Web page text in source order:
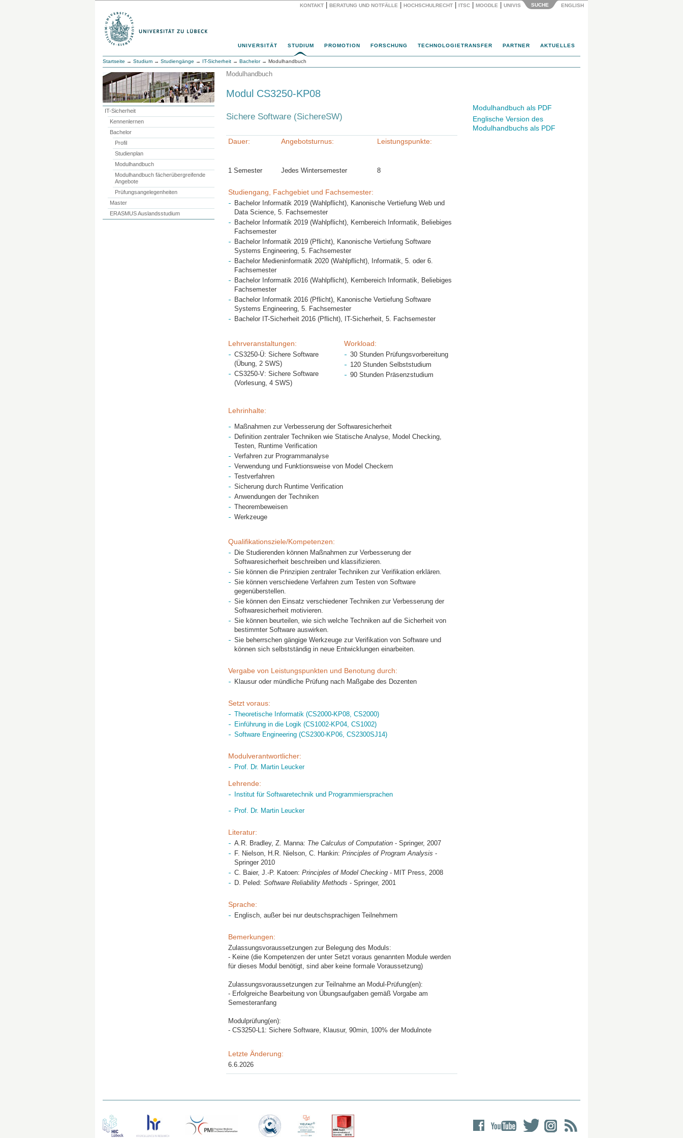
KONTAKT BERATUNG UND NOTFÄLLE HOCHSCHULRECHT ITSC MOODLE UNIVIS SUCHE ENGLISH
UNIVERSITÄT STUDIUM PROMOTION FORSCHUNG TECHNOLOGIETRANSFER PARTNER AKTUELLES
Startseite → Studium → Studiengänge → IT-Sicherheit → Bachelor→ Modulhandbuch
IT-Sicherheit
Kennenlernen
Bachelor
Profil
Studienplan
Modulhandbuch
Modulhandbuch fächerübergreifende
Angebote
Prüfungsangelegenheiten
Master
ERASMUS Auslandsstudium
Modulhandbuch
Modul CS3250-KP08
Sichere Software (SichereSW)
Dauer:
1 Semester
Angebotsturnus:
Jedes Wintersemester
Leistungspunkte:
8
Studiengang, Fachgebiet und Fachsemester:
Bachelor Informatik 2019 (Wahlpflicht), Kanonische Vertiefung Web und
Data Science, 5. Fachsemester
Bachelor Informatik 2019 (Wahlpflicht), Kernbereich Informatik, Beliebiges
Fachsemester
Bachelor Informatik 2019 (Pflicht), Kanonische Vertiefung Software
Systems Engineering, 5. Fachsemester
Bachelor Medieninformatik 2020 (Wahlpflicht), Informatik, 5. oder 6.
Fachsemester
Bachelor Informatik 2016 (Wahlpflicht), Kernbereich Informatik, Beliebiges
Fachsemester
Bachelor Informatik 2016 (Pflicht), Kanonische Vertiefung Software
Systems Engineering, 5. Fachsemester
Bachelor IT-Sicherheit 2016 (Pflicht), IT-Sicherheit, 5. Fachsemester
Lehrveranstaltungen:
CS3250-Ü: Sichere Software
(Übung, 2 SWS)
CS3250-V: Sichere Software
(Vorlesung, 4 SWS)
Workload:
30 Stunden Prüfungsvorbereitung
120 Stunden Selbststudium
90 Stunden Präsenzstudium
Lehrinhalte:
Maßnahmen zur Verbesserung der Softwaresicherheit
Definition zentraler Techniken wie Statische Analyse, Model Checking,
Testen, Runtime Verification
Verfahren zur Programmanalyse
Verwendung und Funktionsweise von Model Checkern
Testverfahren
Sicherung durch Runtime Verification
Anwendungen der Techniken
Theorembeweisen
Werkzeuge
Qualifikationsziele/Kompetenzen:
Die Studierenden können Maßnahmen zur Verbesserung der
Softwaresicherheit beschreiben und klassifizieren.
Sie können die Prinzipien zentraler Techniken zur Verifikation erklären.
Sie können verschiedene Verfahren zum Testen von Software
gegenüberstellen.
Sie können den Einsatz verschiedener Techniken zur Verbesserung der
Softwaresicherheit motivieren.
Sie können beurteilen, wie sich welche Techniken auf die Sicherheit von
bestimmter Software auswirken.
Sie beherrschen gängige Werkzeuge zur Verifikation von Software und
können sich selbstständig in neue Entwicklungen einarbeiten.
Vergabe von Leistungspunkten und Benotung durch:
Klausur oder mündliche Prüfung nach Maßgabe des Dozenten
Setzt voraus:
Theoretische Informatik (CS2000-KP08, CS2000)
Einführung in die Logik (CS1002-KP04, CS1002)
Software Engineering (CS2300-KP06, CS2300SJ14)
Modulverantwortlicher:
Prof. Dr. Martin Leucker
Lehrende:
Institut für Softwaretechnik und Programmiersprachen
Prof. Dr. Martin Leucker
Literatur:
A.R. Bradley, Z. Manna: The Calculus of Computation- Springer, 2007
F. Nielson, H.R. Nielson, C. Hankin: Principles of Program Analysis -
Springer 2010
C. Baier, J.-P. Katoen: Principles of Model Checking- MIT Press, 2008
D. Peled: Software Reliability Methods - Springer, 2001
Sprache:
Englisch, außer bei nur deutschsprachigen Teilnehmern
Bemerkungen:
Zulassungsvoraussetzungen zur Belegung des Moduls:
- Keine (die Kompetenzen der unter Setzt voraus genannten Module werden
für dieses Modul benötigt, sind aber keine formale Voraussetzung)
Zulassungsvoraussetzungen zur Teilnahme an Modul-Prüfung(en):
- Erfolgreiche Bearbeitung von Übungsaufgaben gemäß Vorgabe am
Semesteranfang
Modulprüfung(en):
- CS3250-L1: Sichere Software, Klausur, 90min, 100% der Modulnote
Letzte Änderung:
6.6.2026
Modulhandbuch als PDF
Englische Version des
Modulhandbuchs als PDF